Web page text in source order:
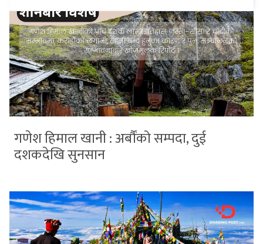
गणेश हिमाल खानी : अर्बौंको सम्पदा, दुई
दशकदेखि सुनसान